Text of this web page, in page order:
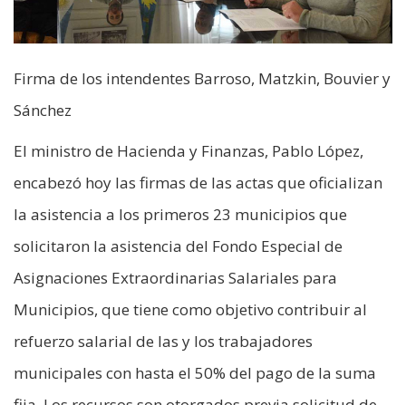
Firma de los intendentes Barroso, Matzkin, Bouvier y
Sánchez
El ministro de Hacienda y Finanzas, Pablo López,
encabezó hoy las firmas de las actas que oficializan
la asistencia a los primeros 23 municipios que
solicitaron la asistencia del Fondo Especial de
Asignaciones Extraordinarias Salariales para
Municipios, que tiene como objetivo contribuir al
refuerzo salarial de las y los trabajadores
municipales con hasta el 50% del pago de la suma